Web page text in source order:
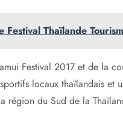
Festival Thaïlande
Festival 2017 et de la
locaux thaïlandais
région du Sud de la